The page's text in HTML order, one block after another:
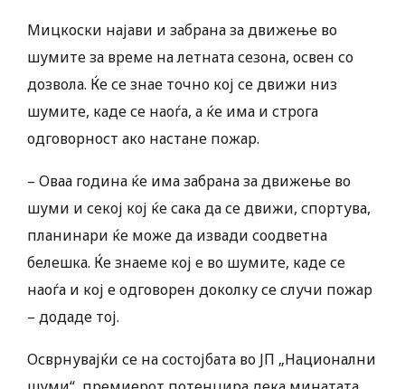
Мицкоски најави и забрана за движење во
шумите за време на летната сезона, освен со
дозвола. Ќе се знае точно кој се движи низ
шумите, каде се наоѓа, а ќе има и строга
одговорност ако настане пожар.
– Оваа година ќе има забрана за движење во
шуми и секој кој ќе сака да се движи, спортува,
планинари ќе може да извади соодветна
белешка. Ќе знаеме кој е во шумите, каде се
наоѓа и кој е одговорен доколку се случи пожар
– додаде тој.
Осврнувајќи се на состојбата во ЈП „Национални